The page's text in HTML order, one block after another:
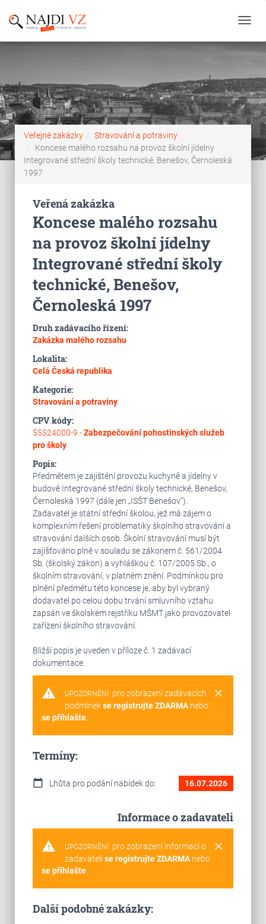
Veřejné zakázky
Stravování a potraviny
Koncese malého rozsahu na provoz školní jídelny
Integrované střední školy technické, Benešov, Černoleská
1997
Veřená zakázka
Koncese malého rozsahu
na provoz školní jídelny
Integrované střední školy
technické, Benešov,
Černoleská 1997
Druh zadávacího řízení:
Zakázka malého rozsahu
Lokalita:
Celá Česká republika
Kategorie:
Stravování a potraviny
CPV kódy:
55524000-9 -Zabezpečování pohostinských služeb
pro školy
Popis:
Předmětem je zajištění provozu kuchyně a jídelny v
budově Integrované střední školy technické, Benešov,
Černoleská 1997 (dále jen „ISŠT Benešov“).
Zadavatel je státní střední školou, jež má zájem o
komplexním řešení problematiky školního stravování a
stravování dalších osob. Školní stravování musí být
zajišťováno plně v souladu se zákonem č. 561/2004
Sb. (školský zákon) a vyhláškou č. 107/2005 Sb., o
školním stravování, v platném znění. Podmínkou pro
plnění předmětu této koncese je, aby byl vybraný
dodavatel po celou dobu trvání smluvního vztahu
zapsán ve školském rejstříku MŠMT jako provozovatel
zařízení školního stravování.
Bližší popis je uveden v příloze č. 1 zadávací
dokumentace.
warning clear
UPOZORNĚNÍ: pro zobrazení zadávacích
podmínekse registrujte ZDARMAnebo
se přihlašte.
Termíny:
calendar_today Lhůta pro podání nabídek do: 16.07.2026
Informace o zadavateli
warning clear
UPOZORNĚNÍ: pro zobrazení informací o
zadavateli se registrujte ZDARMAnebo
se přihlašte.
Další podobné zakázky: